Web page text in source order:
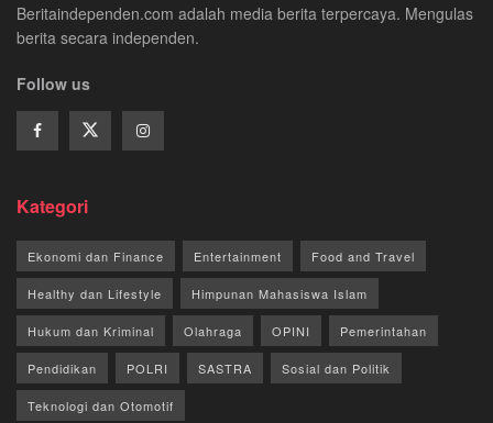
Beritaindependen.com adalah media berita terpercaya. Mengulas
berita secara independen.
Follow us
Kategori
Ekonomi dan Finance Entertainment Food and Travel
Healthy dan Lifestyle Himpunan Mahasiswa Islam
Hukum dan Kriminal Olahraga OPINI Pemerintahan
Pendidikan POLRI SASTRA Sosial dan Politik
Teknologi dan Otomotif